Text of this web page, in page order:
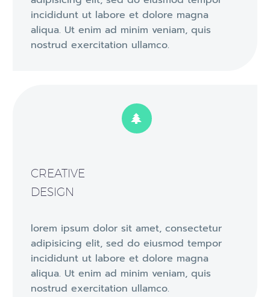
incididunt ut labore et dolore magna
aliqua. Ut enim ad minim veniam, quis
nostrud exercitation ullamco.


CREATIVE
DESIGN
lorem ipsum dolor sit amet, consectetur
adipisicing elit, sed do eiusmod tempor
incididunt ut labore et dolore magna
aliqua. Ut enim ad minim veniam, quis
nostrud exercitation ullamco.